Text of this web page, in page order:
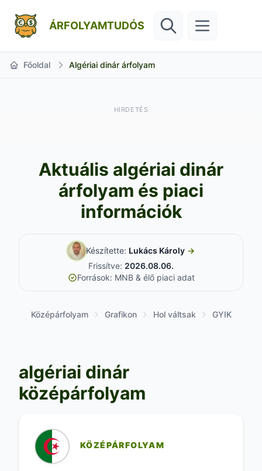
ÁRFOLYAMTUDÓS
Főoldal Algériai dinár árfolyam
HIRDETÉS
Aktuális algériai dinár
árfolyam és piaci
információk
Készítette: Lukács Károly →
Frissítve: 2026.08.06.
Források: MNB & élő piaci adat
Középárfolyam Grafikon Hol váltsak GYIK
algériai dinár
középárfolyam
KÖZÉPÁRFOLYAM